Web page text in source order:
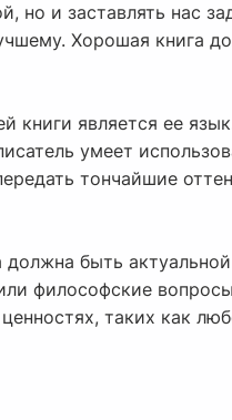
но и заставлять нас
Хорошая книга
книги является ее
умеет
тончайшие
должна быть
философские
таких как